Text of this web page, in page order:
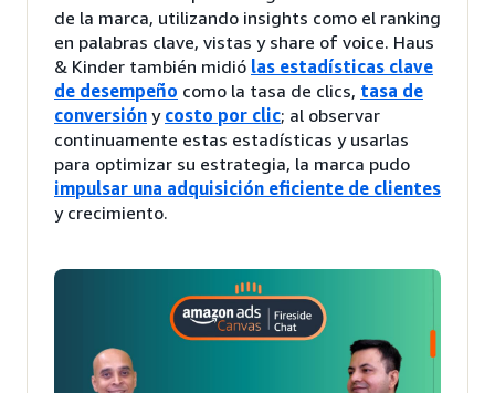
de la marca, utilizando insights como el ranking
en palabras clave, vistas y share of voice. Haus
& Kinder también midió las estadísticas clave
de desempeño como la tasa de clics, tasa de
conversión y costo por clic; al observar
continuamente estas estadísticas y usarlas
para optimizar su estrategia, la marca pudo
impulsar una adquisición eficiente de clientes
y crecimiento.